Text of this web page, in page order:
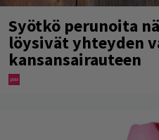
Syötkö perunoita
löysivät yhteyden
kansansairauteen